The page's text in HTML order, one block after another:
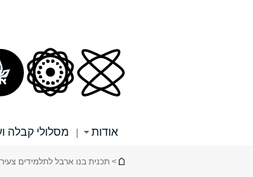
אודות | מסלולי קבלה
הינך נמצא כאן
> תכנית בנו ארבל לתלמידים